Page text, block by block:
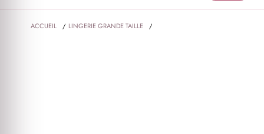
ACCUEIL / LINGERIE GRANDE TAILLE
/